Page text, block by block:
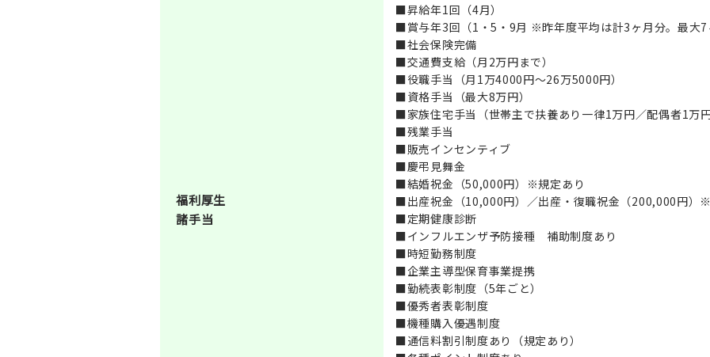
福利厚生
諸手当
■昇給年1回（4月）
■賞与年3回（1・5・9月 ※昨年度平均は計3ヶ月分。最大7
■社会保険完備
■交通費支給（月2万円まで）
■役職手当（月1万4000円～26万5000円）
■資格手当（最大8万円）
■家族住宅手当（世帯主で扶養あり一律1万円／配偶者1万
■残業手当
■販売インセンティブ
■慶弔見舞金
■結婚祝金（50,000円）※規定あり
■出産祝金（10,000円）／出産・復職祝金（200,000円）
■定期健康診断
■インフルエンザ予防接種 補助制度あり
■時短勤務制度
■企業主導型保育事業提携
■勤続表彰制度（5年ごと）
■優秀者表彰制度
■機種購入優遇制度
■通信料割引制度あり（規定あり）